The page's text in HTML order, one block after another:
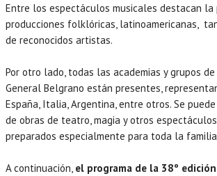
Entre los espectáculos musicales destacan la
producciones folklóricas, latinoamericanas,
de reconocidos artistas.
Por otro lado, todas las academias y grupos
General Belgrano están presentes,
España, Italia, Argentina, entre otros. Se
de obras de teatro, magia y otros
preparados especialmente para toda la
A continuación, el programa de la 38º